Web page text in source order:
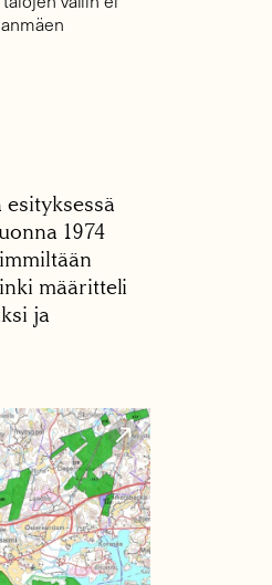
1974
määritteli
ja
